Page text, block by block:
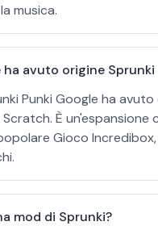
musica.
ha avuto origine Sprunki
Punki Google ha
È un'espansione
Gioco
mod di Sprunki?